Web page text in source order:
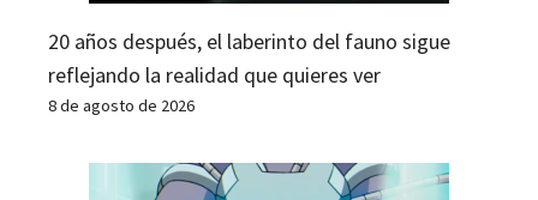
20 años después, el laberinto del fauno sigue
reflejando la realidad que quieres ver
8 de agosto de 2026